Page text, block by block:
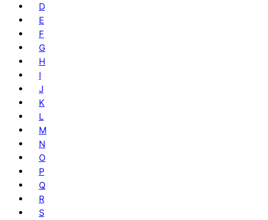
D
E
F
G
H
I
J
K
L
M
N
O
P
Q
R
S